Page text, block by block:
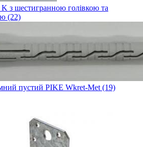
з шестигранною голівкою та
(22)
пустий PIKE Wkret-Met (19)